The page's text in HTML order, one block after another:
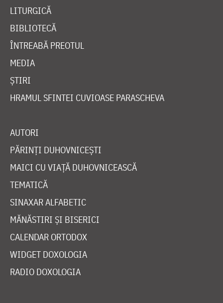
LITURGICĂ
BIBLIOTECĂ
ÎNTREABĂ PREOTUL
MEDIA
ȘTIRI
HRAMUL SFINTEI CUVIOASE PARASCHEVA
AUTORI
PĂRINȚI DUHOVNICEȘTI
MAICI CU VIAȚĂ DUHOVNICEASCĂ
TEMATICĂ
SINAXAR ALFABETIC
MĂNĂSTIRI ȘI BISERICI
CALENDAR ORTODOX
WIDGET DOXOLOGIA
RADIO DOXOLOGIA